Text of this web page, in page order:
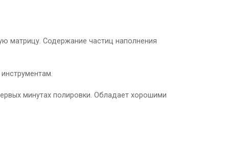
матрицу. Содержание частиц наполнения
минутах полировки. Обладает хорошими